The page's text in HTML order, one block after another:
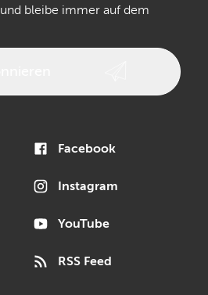
bleibe immer auf dem
Facebook
Instagram
YouTube
RSS Feed